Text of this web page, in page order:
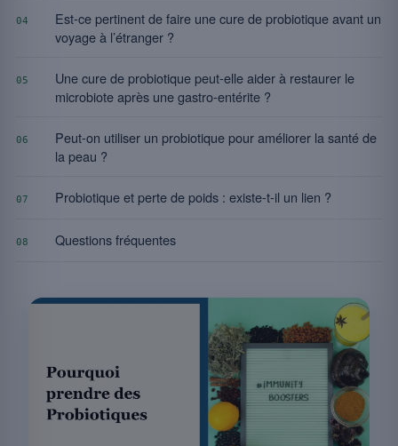
04
Est-ce pertinent de faire une cure de probiotique avant un
voyage à l’étranger ?
05
Une cure de probiotique peut-elle aider à restaurer le
microbiote après une gastro-entérite ?
06
Peut-on utiliser un probiotique pour améliorer la santé de
la peau ?
07 Probiotique et perte de poids : existe-t-il un lien ?
08 Questions fréquentes